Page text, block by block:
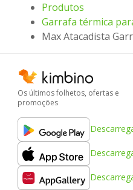
Produtos
Garrafa térmica
Max Atacadista
Os últimos folhetos, ofertas e
promoções